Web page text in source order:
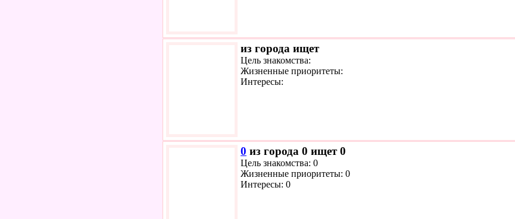
из города ищет
Цель знакомства:
Жизненные приоритеты:
Интересы:
0 из города 0 ищет 0
Цель знакомства: 0
Жизненные приоритеты: 0
Интересы: 0